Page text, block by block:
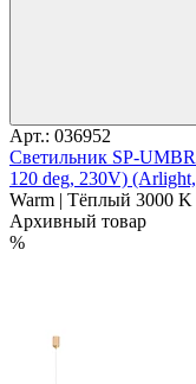
Арт.: 036952
Светильник SP-
120 deg, 230V)
Warm | Тёплый 3000 K
Архивный товар
%